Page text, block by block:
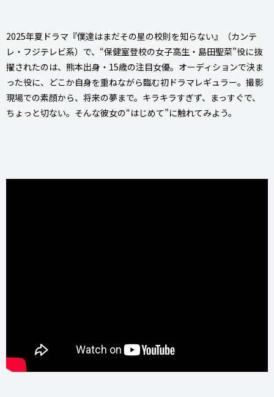
2025年夏ドラマ『僕達はまだその星の校則を知らない』（カンテ
レ・フジテレビ系）で、“保健室登校の女子高生・島田聖菜”役に抜
擢されたのは、熊本出身・15歳の注目女優。オーディションで決ま
った役に、どこか自身を重ねながら臨む初ドラマレギュラー。撮影
現場での素顔から、将来の夢まで。キラキラすぎず、まっすぐで、
ちょっと切ない。そんな彼女の“はじめて”に触れてみよう。